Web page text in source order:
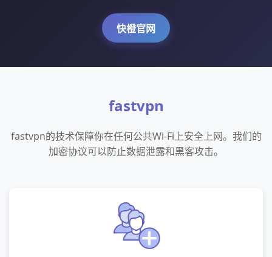
快橙官网
fastvpn
fastvpn的技术保障你在任何公共Wi-Fi上安全上网。我们的
加密协议可以防止数据泄露和黑客攻击。